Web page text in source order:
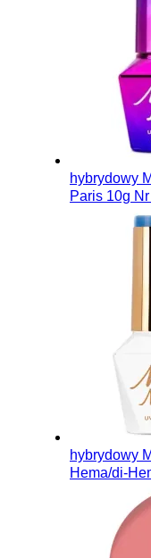
hybrydowy
Paris 10g
hybrydowy
Hema/di-